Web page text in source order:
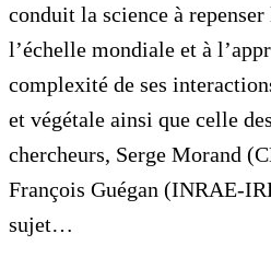
conduit la science à
l’échelle mondiale et à
complexité de ses
et végétale ainsi que celle
chercheurs, Serge Morand
François Guégan (INRAE-
sujet…